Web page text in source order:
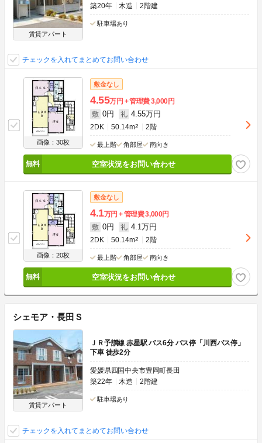
賃貸アパート
築20年
木造 2階建
駐車場あり
チェックを入れてまとめてお問い合わせ
画像：30枚
敷金なし
4.55万円 管理費3,000円
敷 0円 礼 4.55万円
2DK 50.14m2 2階
最上階 角部屋 南向き
空室状況をお問い合わせ
画像：20枚
敷金なし
4.1万円 管理費3,000円
敷 0円 礼 4.1万円
2DK 50.14m2 2階
最上階 角部屋 南向き
空室状況をお問い合わせ
シェモア・長田Ｓ
賃貸アパート
ＪＲ予讃線 赤星駅 バス6分 バス停「川西バス停」
下車 徒歩2分
愛媛県四国中央市豊岡町長田
築22年
木造 2階建
駐車場あり
チェックを入れてまとめてお問い合わせ